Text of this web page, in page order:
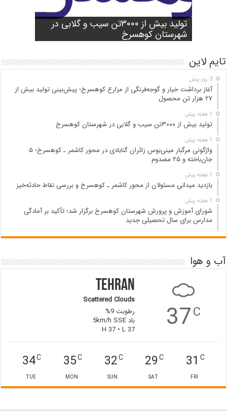
آغاز برداشت خیار و گوجه‌فرنگی از مزارع
کوهسرخ؛ پیش‌بینی تولید بیش از ۲۷ هزار
تن محصول
تولید بیش از ۳۰۰۰تن سیب و گلابی در
شهرستان کوهسرخ
واژگونی مرگبار مینی‌بوس زائران گنابادی
در محور کاشمر ـ کوهسرخ؛ ۵ جان‌باخته و
۲۵ مصدوم
بازدید میدانی مسئولان از محور کاشمر ـ
کوهسرخ و بررسی نقاط حادثه‌خیز
شورای آموزش و پرورش شهرستان
کوهسرخ برگزار شد؛ تأکید بر آمادگی
مدارس برای سال تحصیلی جدید
تایم لاین
3 روز پیش
آغاز برداشت خیار و گوجه‌فرنگی از مزارع کوهسرخ؛ پیش‌بینی تولید بیش از
۲۷ هزار تن محصول
1 هفته پیش
تولید بیش از ۳۰۰۰تن سیب و گلابی در شهرستان کوهسرخ
1 هفته پیش
واژگونی مرگبار مینی‌بوس زائران گنابادی در محور کاشمر ـ کوهسرخ؛ ۵
جان‌باخته و ۲۵ مصدوم
1 هفته پیش
بازدید میدانی مسئولان از محور کاشمر ـ کوهسرخ و بررسی نقاط حادثه‌خیز
1 هفته پیش
شورای آموزش و پرورش شهرستان کوهسرخ برگزار شد؛ تأکید بر آمادگی
مدارس برای سال تحصیلی جدید
آب و هوا
37C
Tehran
Scattered Clouds
رطوبت 9%
باد 5km/h SSE
H 37 • L 37
31 C
FRI
29C
SAT
32C
SUN
35C
MON
34C
TUE